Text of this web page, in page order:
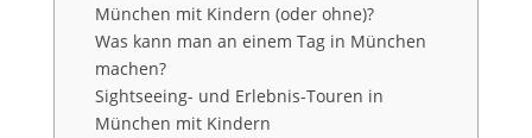
München mit Kindern (oder ohne)?
Was kann man an einem Tag in München
machen?
Sightseeing- und Erlebnis-Touren in
München mit Kindern